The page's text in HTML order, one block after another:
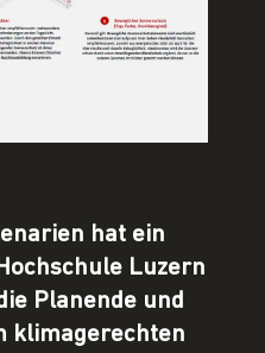
hat ein
Luzern
Planende und
klimagerechten